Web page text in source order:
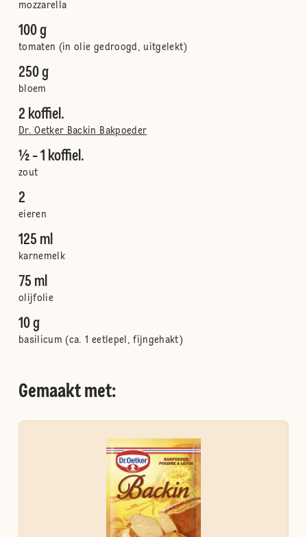
mozzarella
100 g
tomaten (in olie gedroogd, uitgelekt)
250 g
bloem
2 koffiel.
Dr. Oetker Backin Bakpoeder
½ - 1 koffiel.
zout
2
eieren
125 ml
karnemelk
75 ml
olijfolie
10 g
basilicum (ca. 1 eetlepel, fijngehakt)
Gemaakt met: